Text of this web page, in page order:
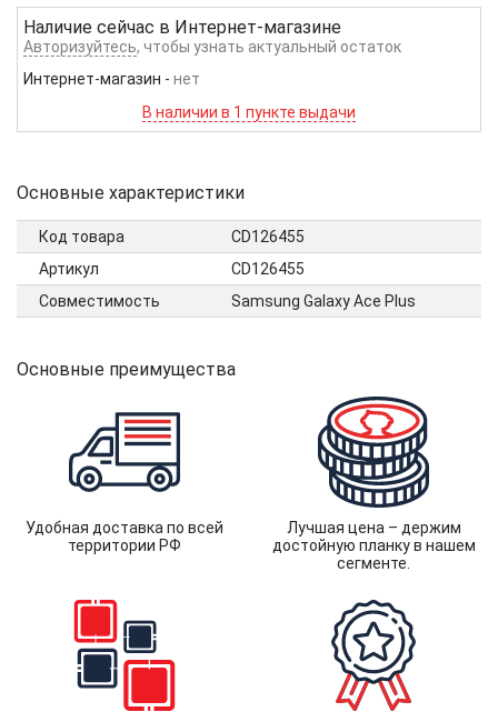
Наличие сейчас в Интернет-магазине
Авторизуйтесь, чтобы узнать актуальный остаток
Интернет-магазин - нет
В наличии в 1 пункте выдачи
Основные характеристики
Код товара
CD126455
Артикул
CD126455
Совместимость
Samsung Galaxy Ace Plus
Основные преимущества
Удобная доставка по всей
территории РФ
Лучшая цена – держим
достойную планку в нашем
сегменте.